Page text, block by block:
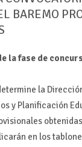
BAREMO
la fase de
la
y Planificación
en los